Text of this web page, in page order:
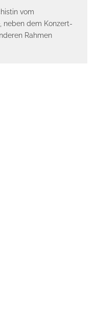
vom
neben dem Konzert-
Rahmen